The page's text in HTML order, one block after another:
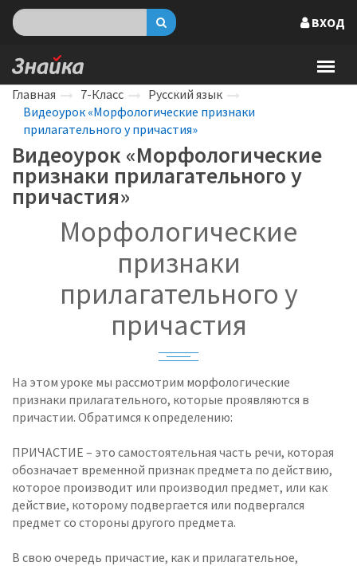
ВХОД
Главная 7-Класс
Русский язык
Видеоурок «Морфологические признаки
прилагательного у причастия»
Видеоурок «Морфологические
признаки прилагательного у
причастия»
Морфологические
признаки
прилагательного у
причастия
На этом уроке мы рассмотрим морфологические
признаки прилагательного, которые проявляются в
причастии. Обратимся к определению:
ПРИЧАСТИЕ – это самостоятельная часть речи, которая
обозначает временной признак предмета по действию,
которое производит или производил предмет, или как
действие, которому подвергается или подвергался
предмет со стороны другого предмета.
В свою очередь причастие, как и прилагательное,